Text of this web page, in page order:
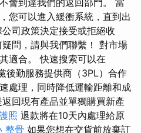
會到達我們的返回部門。 當
您可以進入緩衝系統，直到出
司政策決定接受或拒絕收
問，請與我們聯繫！ 對市場
適合。 快速搜索可以在
後勤服務提供商（3PL）合作
處理，同時降低運輸距離和成
回現有產品並單獨購買新產
照 退款將在10天內處理給原
整骨 如果您想在交貨前放棄訂